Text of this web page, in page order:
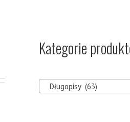
Kategorie
Długopisy (63)